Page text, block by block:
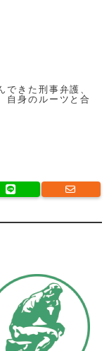
きた刑事弁護、
自身のルーツと合